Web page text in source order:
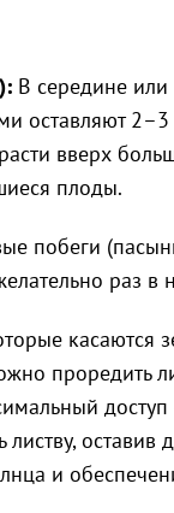
В середине или
оставляют 2–3
вверх
плоды.
побеги
раз в
проредить
оставив
и